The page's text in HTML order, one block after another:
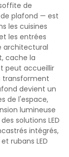
de
plafond — est
les cuisines
les entrées
architectural
cache la
peut accueillir
transforment
devient un
de l'espace,
lumineuse
solutions LED
intégrés,
rubans LED